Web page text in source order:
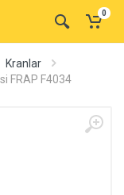
0
Kranlar
FRAP F4034